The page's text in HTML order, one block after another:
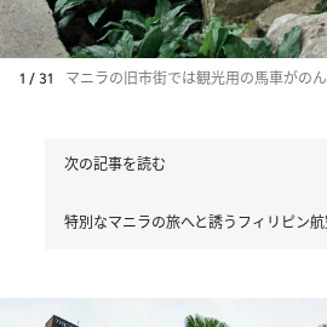
1 / 31 マニラの旧市街では観光用の馬車がのん
次の記事を読む
特別なマニラの旅へと誘うフィリピン